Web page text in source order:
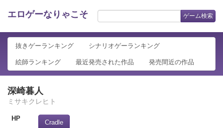
エロゲーなりゃこそ ゲーム検索
抜きゲーランキング シナリオゲーランキング
絵師ランキング 最近発売された作品 発売間近の作品
深崎暮人
ミサキクレヒト
HP
Cradle